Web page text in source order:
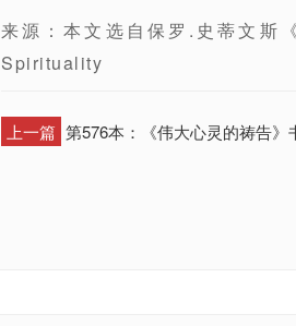
来源：本文选自保罗.史蒂文斯
Spirituality
上一篇 第576本：《伟大心灵的祷告》